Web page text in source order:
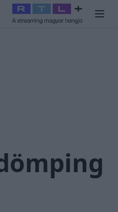
2026 #Celeb vagyok, ments